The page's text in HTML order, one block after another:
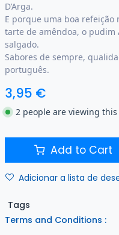
D’Arga.
E porque uma boa refeição
tarte de amêndoa, o pudim
salgado.
Sabores de sempre,
português.
3,95 €
2 people are viewing
Add to Cart
Adicionar a lista de
Tags
Terms and Conditions :